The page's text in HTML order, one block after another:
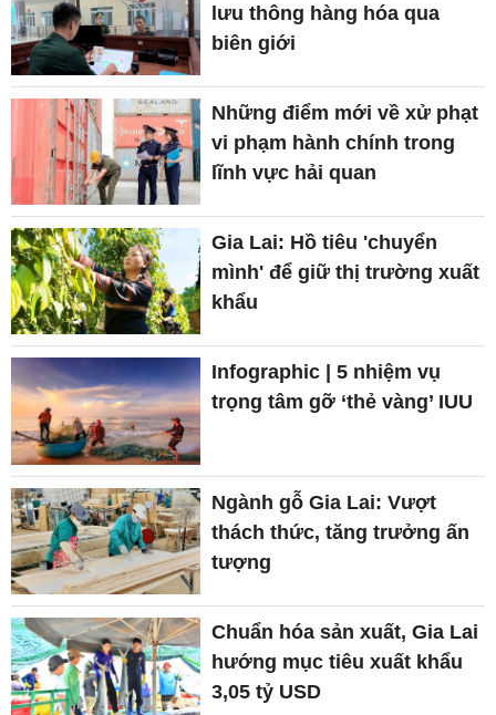
lưu thông hàng hóa qua
biên giới
Những điểm mới về xử phạt
vi phạm hành chính trong
lĩnh vực hải quan
Gia Lai: Hồ tiêu 'chuyển
mình' để giữ thị trường xuất
khẩu
Infographic | 5 nhiệm vụ
trọng tâm gỡ ‘thẻ vàng’ IUU
Ngành gỗ Gia Lai: Vượt
thách thức, tăng trưởng ấn
tượng
Chuẩn hóa sản xuất, Gia Lai
hướng mục tiêu xuất khẩu
3,05 tỷ USD